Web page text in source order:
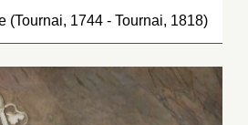
(Tournai, 1744 - Tournai, 1818)